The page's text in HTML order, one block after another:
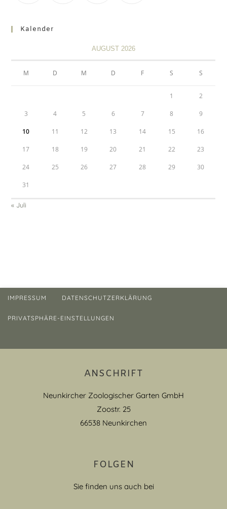
Kalender
AUGUST 2026
M D M D F S S
1 2
3 4 5 6 7 8 9
10 11 12 13 14 15 16
17 18 19 20 21 22 23
24 25 26 27 28 29 30
31
« Juli
IMPRESSUM DATENSCHUTZERKLÄRUNG
PRIVATSPHÄRE-EINSTELLUNGEN
ANSCHRIFT
Neunkircher Zoologischer Garten GmbH
Zoostr. 25
66538 Neunkirchen
FOLGEN
Sie finden uns auch bei